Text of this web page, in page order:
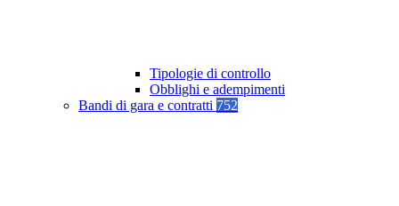
Tipologie di controllo
Obblighi e adempimenti
Bandi di gara e contratti 752